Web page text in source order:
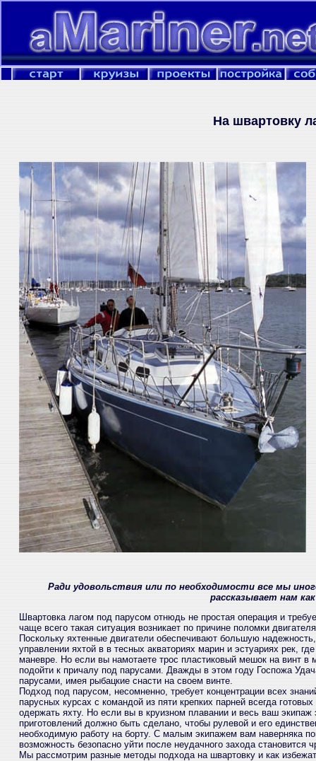
На швартовку
Ради удовольствия или по необходимости все мы
рассказывает нам
Швартовка лагом под парусом отнюдь не простая операция и
чаще всего такая ситуация возникает по причине поломки
Поскольку яхтенные двигатели обеспечивают большую
управлении яхтой в в тесных акваториях марин и эстуариях рек,
маневре. Но если вы намотаете трос пластиковый мешок на винт в
подойти к причалу под парусами. Дважды в этом году Госпожа
парусами, имея рыбацкие снасти на своем винте.
Подход под парусом, несомненно, требует концентрации всех
парусных курсах с командой из пяти крепких парней всегда
одержать яхту. Но если вы в круизном плавании и весь ваш
приготовлений должно быть сделано, чтобы рулевой и его
необходимую работу на борту. С малым экипажем вам наверняка
возможность безопасно уйти после неудачного захода становится
Мы рассмотрим разные методы подхода на швартовку и как